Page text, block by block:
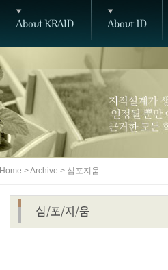
Home > Archive > 심포지움